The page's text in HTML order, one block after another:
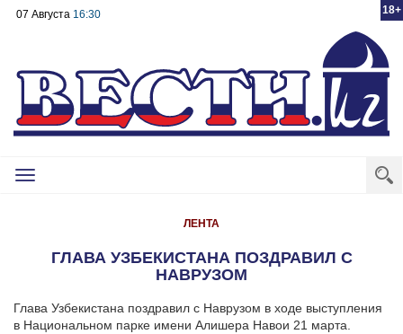
18+
07 Августа 16:30
Toggle
ЛЕНТА
ГЛАВА УЗБЕКИСТАНА ПОЗДРАВИЛ С
НАВРУЗОМ
Глава Узбекистана поздравил с Наврузом в ходе выступления
в Национальном парке имени Алишера Навои 21 марта.